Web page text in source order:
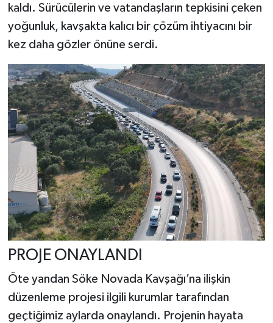
kaldı. Sürücülerin ve vatandaşların tepkisini çeken
yoğunluk, kavşakta kalıcı bir çözüm ihtiyacını bir
kez daha gözler önüne serdi.
PROJE ONAYLANDI
Öte yandan Söke Novada Kavşağı’na ilişkin
düzenleme projesi ilgili kurumlar tarafından
geçtiğimiz aylarda onaylandı. Projenin hayata